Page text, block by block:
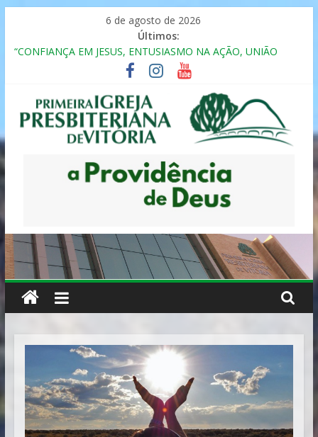
6 de agosto de 2026
Últimos:
“CONFIANÇA EM JESUS, ENTUSIASMO NA AÇÃO, UNIÃO
Seminário da Família 2025
Formação em Inclusão, Ensino e Relacionamento com
Pessoas Atípicas
12º ENCONTRO DE CASAIS
MULHER PRESBITERIANA
Primeira
Presbiteriana
de
Vitória